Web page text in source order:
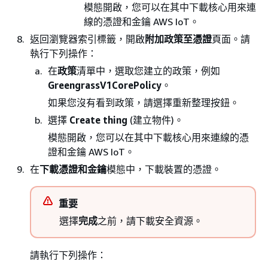
模態開啟，您可以在其中下載核心用來連
線的憑證和金鑰 AWS IoT。
返回瀏覽器索引標籤，開啟附加政策至憑證頁面。請
執行下列操作：
在政策清單中，選取您建立的政策，例如
GreengrassV1CorePolicy 。
如果您沒有看到政策，請選擇重新整理按鈕。
選擇 Create thing (建立物件)。
模態開啟，您可以在其中下載核心用來連線的憑
證和金鑰 AWS IoT。
在下載憑證和金鑰模態中，下載裝置的憑證。
重要
選擇完成之前，請下載安全資源。
請執行下列操作：